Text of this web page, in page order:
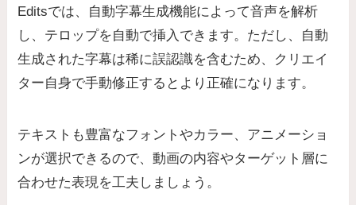
Editsでは、自動字幕生成機能によって音声を解析
し、テロップを自動で挿入できます。ただし、自動
生成された字幕は稀に誤認識を含むため、クリエイ
ター自身で手動修正するとより正確になります。
テキストも豊富なフォントやカラー、アニメーショ
ンが選択できるので、動画の内容やターゲット層に
合わせた表現を工夫しましょう。